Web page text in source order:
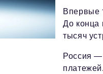
Впервые
До конца
тысяч
Россия —